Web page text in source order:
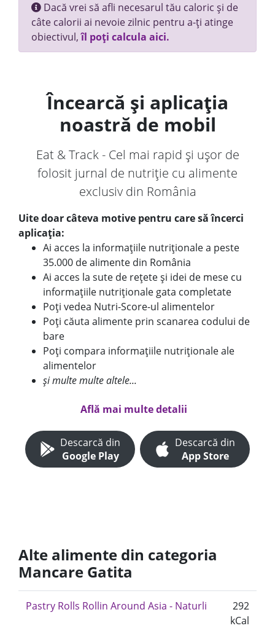
Dacă vrei să afli necesarul tău caloric și de
câte calorii ai nevoie zilnic pentru a-ți atinge
obiectivul,îl poți calcula aici.
Încearcă și aplicația
noastră de mobil
Eat & Track - Cel mai rapid și ușor de
folosit jurnal de nutriție cu alimente
exclusiv din România
Uite doar câteva motive pentru care să încerci
aplicația:
Ai acces la informațiile nutriționale a peste
35.000 de alimente din România
Ai acces la sute de rețete și idei de mese cu
informațiile nutriționale gata completate
Poți vedea Nutri-Score-ul alimentelor
Poți căuta alimente prin scanarea codului de
bare
Poți compara informațiile nutriționale ale
alimentelor
și multe multe altele...
Află mai multe detalii
Descarcă din
Google Play
Descarcă din
App Store
Alte alimente din categoria
Mancare Gatita
Pastry Rolls Rollin Around Asia - Naturli
292
kCal